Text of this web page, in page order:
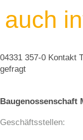
auch
04331 357-0 Kontakt
gefragt
Baugenossenschaft
Geschäftsstellen: